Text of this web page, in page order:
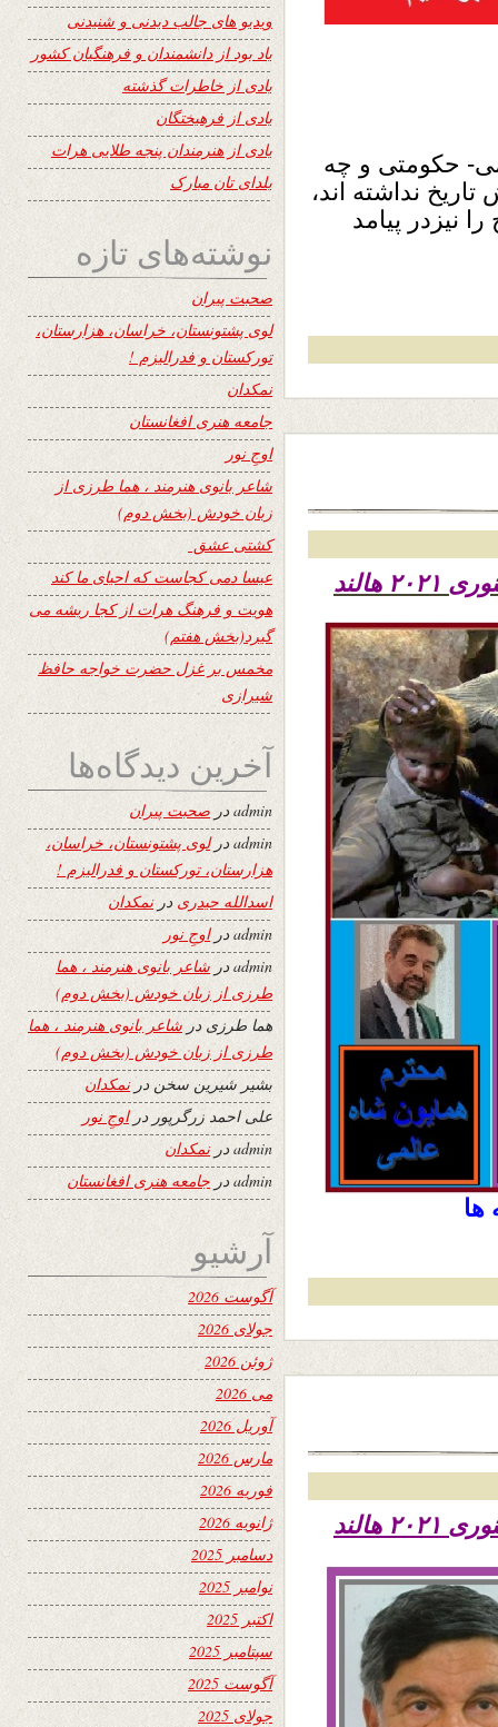
حکومتی و چه
نداشته اند،
نیزدر پیامد
ها
ویدیو های جالب دیدنی و شنیدنی
یاد بود از دانشمندان و فرهنگیان کشور
یادی از خاطرات گذشته
یادی از فرهیختگان
یادی از هنرمندان پنجه طلایی هرات
یلدای تان مبارک
نوشته‌های تازه
صحبت پیران
لوی پشتونستان، خراسان، هزارستان،
تورکستان و فدرالیزم !
نمکدان
جامعه هنری افغانستان
اوجِ نور
شاعر بانوی هنرمند ، هما طرزی از
زبان خودش (بخش دوم)
کشتی عشق
عیسا دمی کجاست که احیای ما کند
هویت و فرهنگ هرات از کجا ریشه می
گیرد(بخش هفتم)
مخمس بر غزل حضرت خواجه حافظ
شیرازی
آخرین دیدگاه‌ها
adminدر صحبت پیران
admin درلوی پشتونستان، خراسان،
هزارستان، تورکستان و فدرالیزم !
اسدالله حیدری درنمکدان
adminدراوجِ نور
adminدر شاعر بانوی هنرمند ، هما
طرزی از زبان خودش (بخش دوم)
هما طرزی در شاعر بانوی هنرمند ، هما
طرزی از زبان خودش (بخش دوم)
بشیر شیرین سخن درنمکدان
علی احمد زرگرپور دراوجِ نور
adminدرنمکدان
admin در جامعه هنری افغانستان
آرشیو
آگوست 2026
جولای 2026
ژوئن 2026
می 2026
آوریل 2026
مارس 2026
فوریه 2026
ژانویه 2026
دسامبر 2025
نوامبر 2025
اکتبر 2025
سپتامبر 2025
آگوست 2025
جولای 2025